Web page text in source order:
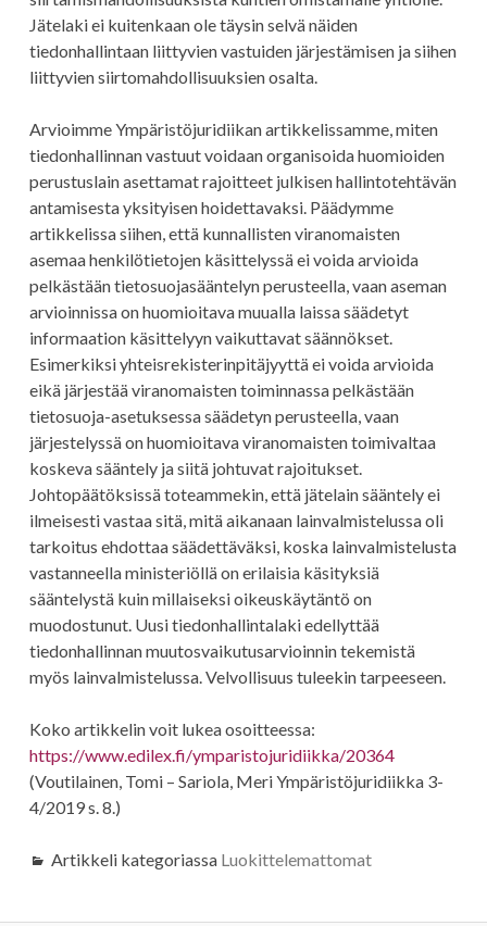
Jätelaki ei kuitenkaan ole täysin selvä näiden
tiedonhallintaan liittyvien vastuiden järjestämisen ja siihen
liittyvien siirtomahdollisuuksien osalta.
Arvioimme Ympäristöjuridiikan artikkelissamme, miten
tiedonhallinnan vastuut voidaan organisoida huomioiden
perustuslain asettamat rajoitteet julkisen hallintotehtävän
antamisesta yksityisen hoidettavaksi. Päädymme
artikkelissa siihen, että kunnallisten viranomaisten
asemaa henkilötietojen käsittelyssä ei voida arvioida
pelkästään tietosuojasääntelyn perusteella, vaan aseman
arvioinnissa on huomioitava muualla laissa säädetyt
informaation käsittelyyn vaikuttavat säännökset.
Esimerkiksi yhteisrekisterinpitäjyyttä ei voida arvioida
eikä järjestää viranomaisten toiminnassa pelkästään
tietosuoja-asetuksessa säädetyn perusteella, vaan
järjestelyssä on huomioitava viranomaisten toimivaltaa
koskeva sääntely ja siitä johtuvat rajoitukset.
Johtopäätöksissä toteammekin, että jätelain sääntely ei
ilmeisesti vastaa sitä, mitä aikanaan lainvalmistelussa oli
tarkoitus ehdottaa säädettäväksi, koska lainvalmistelusta
vastanneella ministeriöllä on erilaisia käsityksiä
sääntelystä kuin millaiseksi oikeuskäytäntö on
muodostunut. Uusi tiedonhallintalaki edellyttää
tiedonhallinnan muutosvaikutusarvioinnin tekemistä
myös lainvalmistelussa. Velvollisuus tuleekin tarpeeseen.
Koko artikkelin voit lukea osoitteessa:
https://www.edilex.fi/ymparistojuridiikka/20364
(Voutilainen, Tomi – Sariola, Meri Ympäristöjuridiikka 3-
4/2019 s. 8.)
Artikkeli kategoriassa Luokittelemattomat